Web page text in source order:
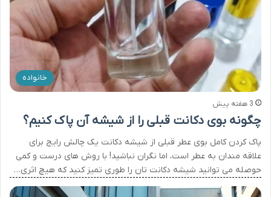
خانواده
3 هفته پیش
چگونه بوی دکانت قبلی را از شیشه آن پاک کنیم؟
پاک کردن کامل بوی عطر قبلی از شیشه دکانت یک چالش رایج برای
علاقه مندان به عطر است، اما نگران نباشید! با روش های درست و کمی
حوصله می توانید شیشه دکانت تان را طوری تمیز کنید که هیچ اثری…